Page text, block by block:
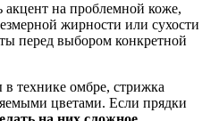
на проблемной коже,
жирности или сухости
перед выбором конкретной
технике омбре, стрижка
цветами. Если прядки